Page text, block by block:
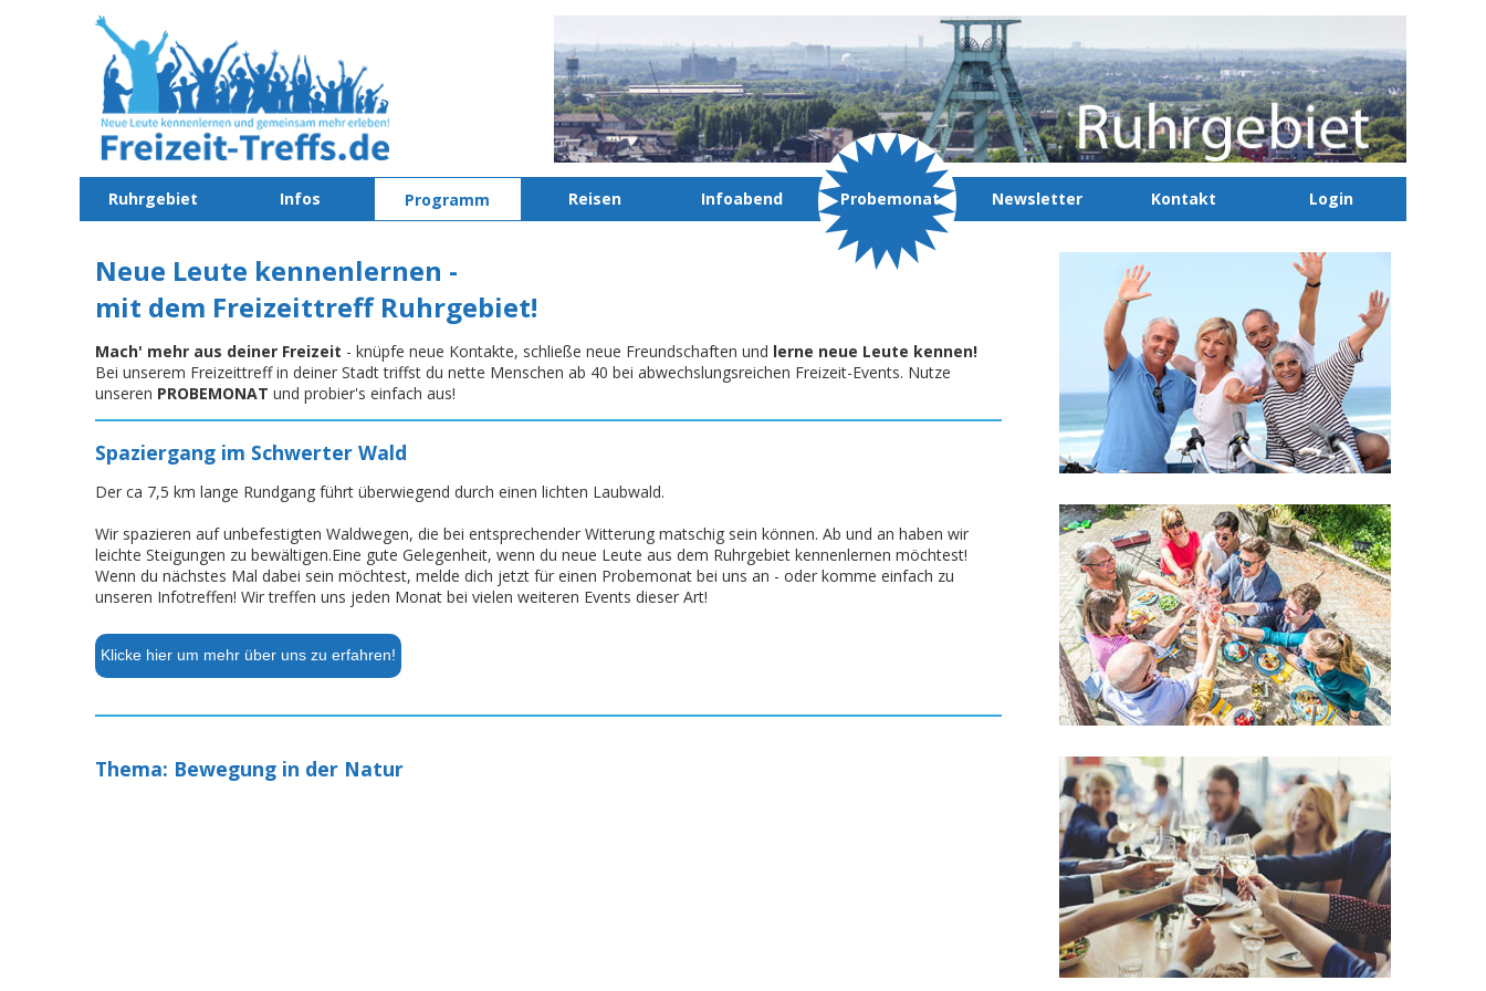
Ruhrgebiet Infos Programm Reisen Infoabend Probemonat Newsletter Kontakt Login
Neue Leute kennenlernen -
mit dem Freizeittreff Ruhrgebiet!
Mach' mehr aus deiner Freizeit - knüpfe neue Kontakte, schließe neue Freundschaften und lerne neue Leute kennen!
Bei unserem Freizeittreff in deiner Stadt triffst du nette Menschen ab 40 bei abwechslungsreichen Freizeit-Events. Nutze
unseren PROBEMONAT und probier's einfach aus!
Spaziergang im Schwerter Wald
Der ca 7,5 km lange Rundgang führt überwiegend durch einen lichten Laubwald.
Wir spazieren auf unbefestigten Waldwegen, die bei entsprechender Witterung matschig sein können. Ab und an haben wir
leichte Steigungen zu bewältigen.Eine gute Gelegenheit, wenn du neue Leute aus dem Ruhrgebiet kennenlernen möchtest!
Wenn du nächstes Mal dabei sein möchtest, melde dich jetzt für einen Probemonat bei uns an - oder komme einfach zu
unseren Infotreffen! Wir treffen uns jeden Monat bei vielen weiteren Events dieser Art!
Klicke hier um mehr über uns zu erfahren!
Thema: Bewegung in der Natur